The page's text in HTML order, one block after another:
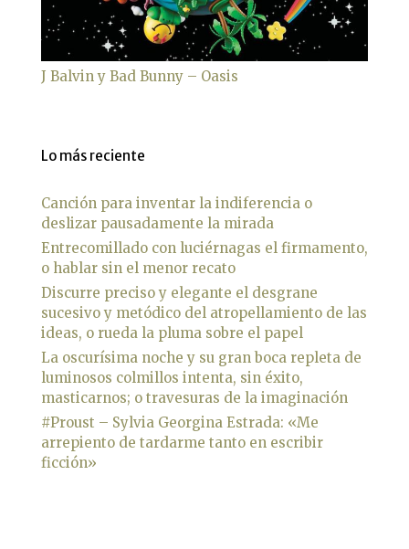
J Balvin y Bad Bunny – Oasis
Lo más reciente
Canción para inventar la indiferencia o
deslizar pausadamente la mirada
Entrecomillado con luciérnagas el firmamento,
o hablar sin el menor recato
Discurre preciso y elegante el desgrane
sucesivo y metódico del atropellamiento de las
ideas, o rueda la pluma sobre el papel
La oscurísima noche y su gran boca repleta de
luminosos colmillos intenta, sin éxito,
masticarnos; o travesuras de la imaginación
#Proust – Sylvia Georgina Estrada: «Me
arrepiento de tardarme tanto en escribir
ficción»